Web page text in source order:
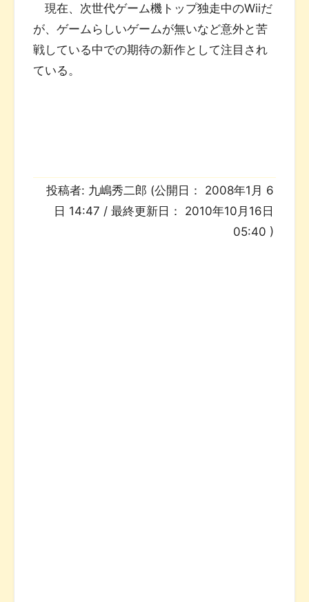
現在、次世代ゲーム機トップ独走中のWiiだ
が、ゲームらしいゲームが無いなど意外と苦
戦している中での期待の新作として注目され
ている。
投稿者: 九嶋秀二郎 (公開日： 2008年1月 6
日 14:47 / 最終更新日： 2010年10月16日
05:40 )